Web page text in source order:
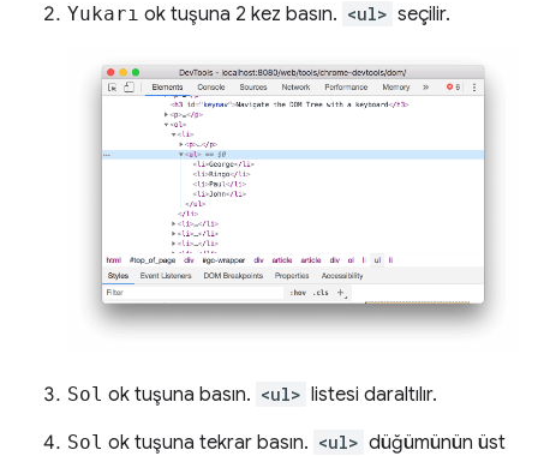
Yukarı ok tuşuna 2 kez basın. <ul> seçilir.
Sol ok tuşuna basın. <ul> listesi daraltılır.
Sol ok tuşuna tekrar basın. <ul> düğümünün üst